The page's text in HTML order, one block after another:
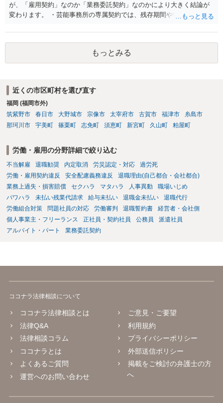
が、「雇用契約」なのか「業務委託契約」なのかにより大きく結論が
変わります。 ・芸能事務所の専属契約では、残存期間や報酬額、投下
務上よくあるからといって当然に適法という意味ではなく、実際の損
害との対応関係や合理性が重要です。 ・違約金に上限がなくても、常
に有効になるわけではありません。契約が労働契約に近い実態なら労
基法16条で無効となる余地があり、そうでなくても、金額が事務所の
ースにする、算定根拠を明確化する、違約金ではなく「合理的な実
費・未回収費用のみ」に限定する、などが典型です。 ・弁護士に契約
前に契約書の内容をレビューしてもらう価値は十分にあると思われま
す。 争点は、契約類型が雇用か業務委託か、実態として労働者性があ
バランスの問題もありますが、修正余地があるうえ、後から争うより
コストを抑えやすいので、資料等を持参の上弁護士に確認されること
をお勧めします。 ・事務所側の解除でも、解除理由によってはタレン
ト側に損害賠償が発生する建付けになっていることはあります。ただ
し、事務所側が一方的に解除したのにタレントへ違約金を課す設計
は、合理性や対価性を欠くとして争いやすいです。逆に、タレント側
の重大な契約違反がある場合は、実損害の範囲で請求される可能性は
あります。
もっとみる
近くの市区町村を選び直す
福岡 (福岡市外)
筑紫野市
春日市 大野城市 宗像市 太宰府市 古賀市 福津市
糸島市
那珂川市
宇美町 篠栗町 志免町 須恵町 新宮町 久山町 粕屋町
労働・雇用の分野詳細で絞り込む
不当解雇 退職勧奨 内定取消 労災認定・対応
過労死
労働・雇用契約違反
安全配慮義務違反
退職理由(自己都合・会社都合)
業務上過失・損害賠償
セクハラ マタハラ 人事異動
職場いじめ
パワハラ
未払い残業代請求 給与未払い 退職金未払い
退職代行
労働組合対策
問題社員の対応 労働審判 退職誓約書
経営者・会社側
個人事業主・フリーランス
正社員・契約社員 公務員
派遣社員
アルバイト・パート
業務委託契約
ココナラ法律相談について
ココナラ法律相談とは
法律Q&A
法律相談コラム
ココナラとは
よくあるご質問
運営へのお問い合わせ
ご意見・ご要望
利用規約
プライバシーポリシー
外部送信ポリシー
掲載をご検討の弁護士の方
へ